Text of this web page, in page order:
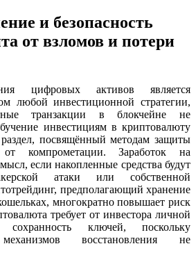
и безопасность
от взломов и потери
цифровых активов является
любой инвестиционной стратегии,
транзакции в блокчейне не
инвестициям в криптовалюту
раздел, посвящённый методам защиты
компрометации. Заработок на
если накопленные средства будут
атаки или собственной
предполагающий хранение
многократно повышает риск
требует от инвестора личной
сохранность ключей, поскольку
механизмов восстановления не